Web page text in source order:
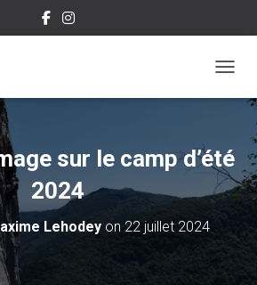
sur le camp d’été
2024
Lehodey on 22 juillet 2024